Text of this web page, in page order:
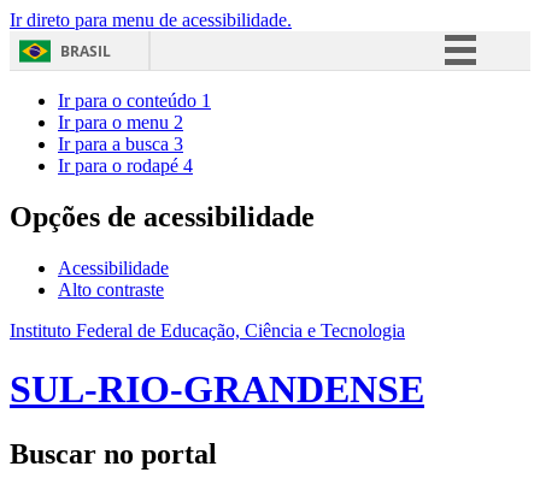
Ir direto para menu de acessibilidade.
BRASIL
Acesso à informação
Ir para o conteúdo 1
Ir para o menu 2
Ir para a busca 3
Ir para o rodapé 4
Opções de acessibilidade
Acessibilidade
Alto contraste
Instituto Federal de Educação, Ciência e Tecnologia
SUL-RIO-GRANDENSE
Buscar no portal